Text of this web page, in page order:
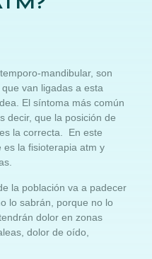
mandibular, son
van ligadas a esta
El síntoma más común
decir, que la posición de
la correcta. En este
la fisioterapia atm y
la población va a padecer
lo sabrán, porque no lo
dolor en zonas
dolor de oído,